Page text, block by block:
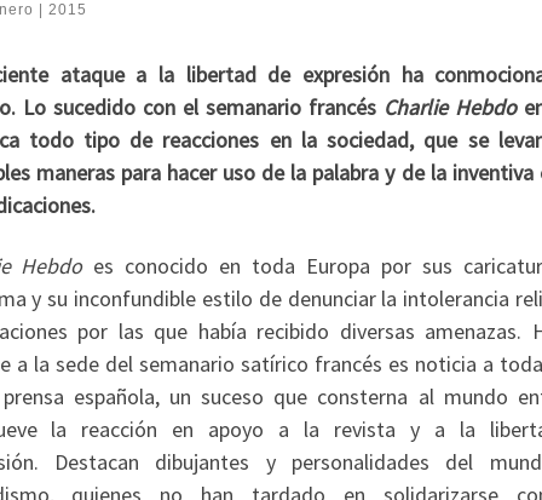
| 2015
ataque a la libertad de expresión ha
Lo sucedido con el semanario francés Charlie Hebdo
todo tipo de reacciones en la sociedad, que se
maneras para hacer uso de la palabra y de la inventiva
Hebdoes conocido en toda Europa por sus
y su inconfundible estilo de denunciar la intolerancia
por las que había recibido diversas amenazas.
a la sede del semanario satírico francés es noticia a
española, un suceso que consterna al mundo
la reacción en apoyo a la revista y a la
Destacan dibujantes y personalidades del
quienes no han tardado en solidarizarse